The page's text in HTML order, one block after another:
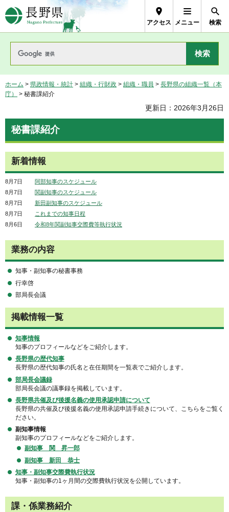
長野県Nagano Prefecture
アクセス メニュー 検索
ホーム > 県政情報・統計 > 組織・行財政 > 組織・職員 > 長野県の組織一覧（本
庁）
> 秘書課紹介
更新日：2026年3月26日
秘書課紹介
新着情報
8月7日
阿部知事のスケジュール
8月7日
関副知事のスケジュール
8月7日
新田副知事のスケジュール
8月7日
これまでの知事日程
8月6日
令和8年関副知事交際費等執行状況
業務の内容
知事・副知事の秘書事務
行幸啓
部局長会議
掲載情報一覧
知事情報
知事のプロフィールなどをご紹介します。
長野県の歴代知事
長野県の歴代知事の氏名と在任期間を一覧表でご紹介します。
部局長会議録
部局長会議の議事録を掲載しています。
長野県共催及び後援名義の使用承認申請について
長野県の共催及び後援名義の使用承認申請手続きについて、こちらをご覧く
ださい。
副知事情報
副知事のプロフィールなどをご紹介します。
副知事 関 昇一郎
副知事 新田 恭士
知事・副知事交際費執行状況
知事・副知事の1ヶ月間の交際費執行状況を公開しています。
課・係業務紹介